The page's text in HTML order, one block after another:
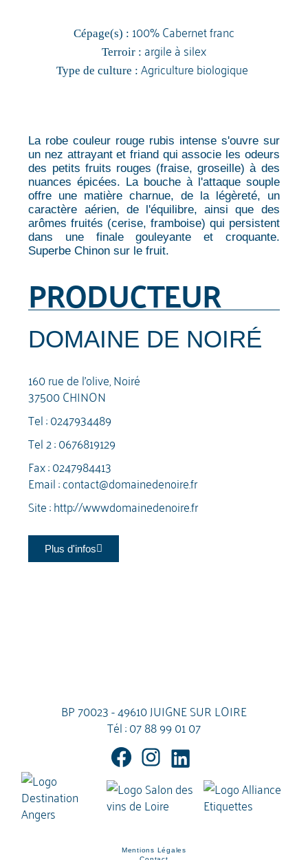
Cépage(s) : 100% Cabernet franc
Terroir : argile à silex
Type de culture : Agriculture biologique
La robe couleur rouge rubis intense s'ouvre sur
un nez attrayant et friand qui associe les odeurs
des petits fruits rouges (fraise, groseille) à des
nuances épicées. La bouche à l'attaque souple
offre une matière charnue, de la légèreté, un
caractère aérien, de l'équilibre, ainsi que des
arômes fruités (cerise, framboise) qui persistent
dans une finale gouleyante et croquante.
Superbe Chinon sur le fruit.
PRODUCTEUR
DOMAINE DE NOIRÉ
160 rue de l'olive, Noiré
37500 CHINON
Tel :0247934489
Tel 2 :0676819129
Fax : 0247984413
Email :contact@domainedenoire.fr
Site :http://wwwdomainedenoire.fr
Plus d'infos
BP 70023 - 49610 JUIGNE SUR LOIRE
Tél :07 88 99 01 07
Mentions Légales